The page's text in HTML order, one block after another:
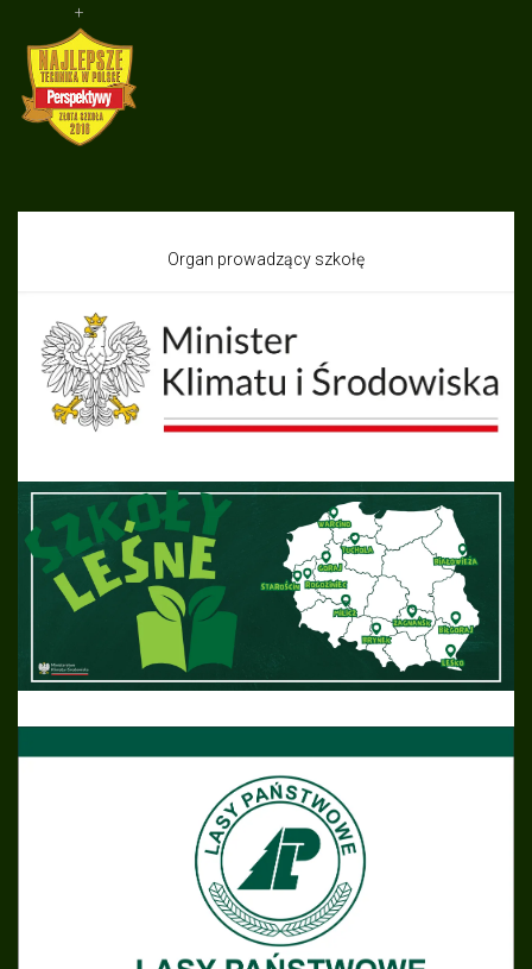
+
Organ prowadzący szkołę